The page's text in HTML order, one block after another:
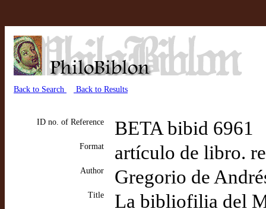
Back to Search Back to Results
ID no. of Reference BETA bibid 6961
Format artículo de libro.
Author Gregorio de
Title
La bibliofilia del